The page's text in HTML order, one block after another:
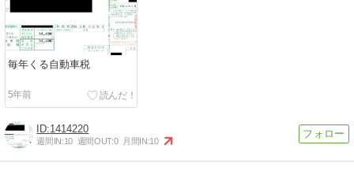
毎年くる自動車税
5年前
1414220
週間IN:10 週間OUT:0 月間IN:10